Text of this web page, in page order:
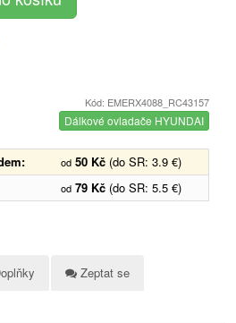
Kód: EMERX4088_RC43157
Dálkové ovladače HYUNDAI
od 50 Kč (do SR: 3.9 €)
od 79 Kč (do SR: 5.5 €)
Zeptat se